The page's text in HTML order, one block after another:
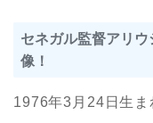
セネガル監督アリ
像！
1976年3月24日生ま